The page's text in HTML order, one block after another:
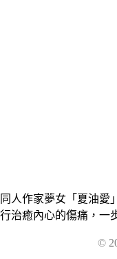
同人作家夢女「夏油愛
行治癒內心的傷痛，一
©